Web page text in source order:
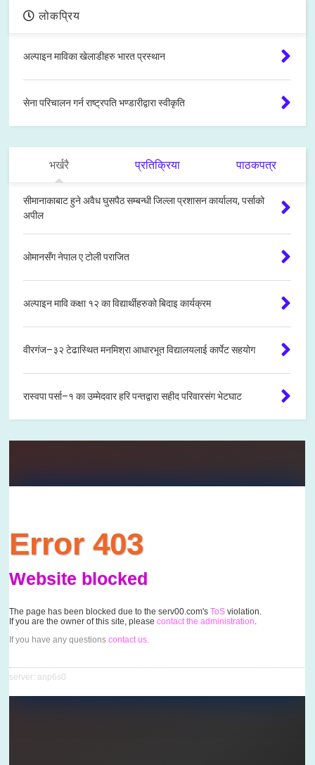
लोकप्रिय
अल्पाइन माविका खेलाडीहरु भारत प्रस्थान
सेना परिचालन गर्न राष्ट्रपति भण्डारीद्वारा स्वीकृति
भर्खरै प्रतिक्रिया पाठकपत्र
सीमानाकाबाट हुने अवैध घुसपैठ सम्बन्धी जिल्ला प्रशासन कार्यालय, पर्साको
अपील
ओमानसँग नेपाल ए टोली पराजित
अल्पाइन मावि कक्षा १२ का विद्यार्थीहरुको बिदाइ कार्यक्रम
वीरगंज–३२ टेढास्थित मनमिश्रा आधारभूत विद्यालयलाई कार्पेट सहयोग
रास्वपा पर्सा–१ का उम्मेदवार हरि पन्तद्वारा सहीद परिवारसंग भेटघाट